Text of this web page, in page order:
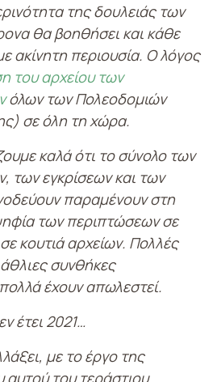
της δουλειάς των
θα βοηθήσει και κάθε
ακίνητη περιουσία. Ο λόγος
του αρχείου των
όλων των Πολεοδομιών
σε όλη τη χώρα.
καλά ότι το σύνολο των
των εγκρίσεων και των
παραμένουν στη
των περιπτώσεων σε
κουτιά αρχείων. Πολλές
συνθήκες
έχουν απωλεστεί.
έτει 2021…
με το έργο της
του τεράστιου